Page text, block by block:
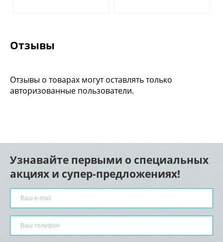
Отзывы
Отзывы о товарах могут оставлять только
авторизованные пользователи.
Узнавайте первыми о специальных
акциях и супер-предложениях!